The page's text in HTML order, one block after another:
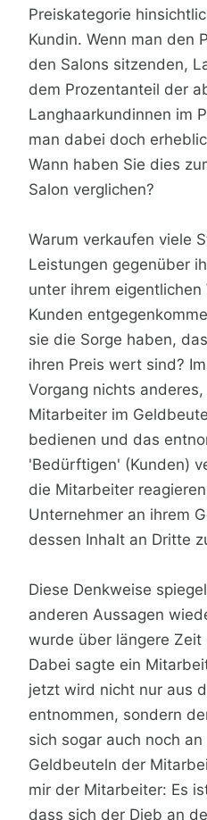
Preiskategorie
Kundin. Wenn man den
den Salons sitzenden,
dem Prozentanteil der
Langhaarkundinnen im
man dabei doch
Wann haben Sie dies
Salon verglichen?
Warum verkaufen viele
Leistungen gegenüber
unter ihrem eigentlichen
Kunden
sie die Sorge haben,
ihren Preis wert sind?
Vorgang nichts
Mitarbeiter im
bedienen und das
'Bedürftigen' (Kunden)
die Mitarbeiter
Unternehmer an ihrem
dessen Inhalt an Dritte
Diese Denkweise
anderen Aussagen
wurde über längere
Dabei sagte ein
jetzt wird nicht nur aus
entnommen, sondern
sich sogar auch noch
Geldbeuteln der
mir der Mitarbeiter: Es
dass sich der Dieb an